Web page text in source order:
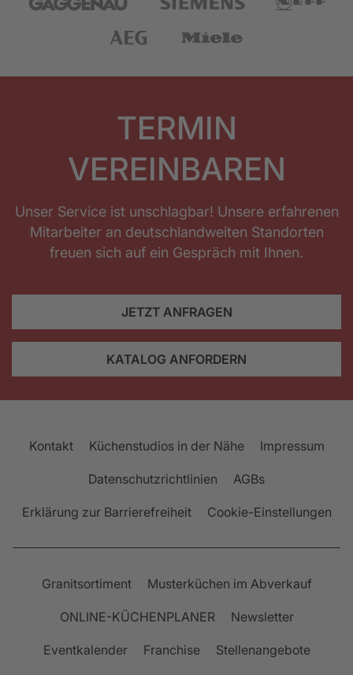
TERMIN
VEREINBAREN
Unser Service ist unschlagbar! Unsere erfahrenen
Mitarbeiter an deutschlandweiten Standorten
freuen sich auf ein Gespräch mit Ihnen.
JETZT ANFRAGEN
KATALOG ANFORDERN
Kontakt Küchenstudios in der Nähe Impressum
Datenschutzrichtlinien AGBs
Erklärung zur Barrierefreiheit Cookie-Einstellungen
Granitsortiment Musterküchen im Abverkauf
ONLINE-KÜCHENPLANER Newsletter
Eventkalender Franchise Stellenangebote